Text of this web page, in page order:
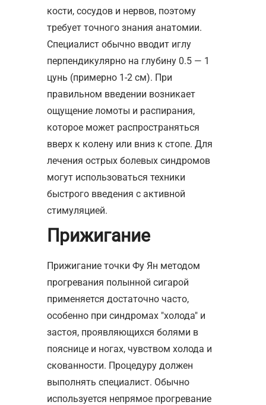
кости, сосудов и нервов, поэтому
требует точного знания анатомии.
Специалист обычно вводит иглу
перпендикулярно на глубину 0.5 — 1
цунь (примерно 1-2 см). При
правильном введении возникает
ощущение ломоты и распирания,
которое может распространяться
вверх к колену или вниз к стопе. Для
лечения острых болевых синдромов
могут использоваться техники
быстрого введения с активной
стимуляцией.
Прижигание
Прижигание точки Фу Ян методом
прогревания полынной сигарой
применяется достаточно часто,
особенно при синдромах "холода" и
застоя, проявляющихся болями в
пояснице и ногах, чувством холода и
скованности. Процедуру должен
выполнять специалист. Обычно
используется непрямое прогревание